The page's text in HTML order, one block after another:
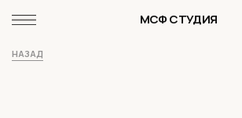
МСФ СТУДИЯ
НАЗАД